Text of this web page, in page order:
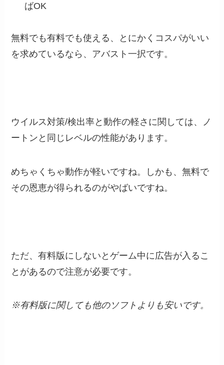
ばOK
無料でも有料でも使える、とにかくコスパがいい
を求めているなら、アバスト一択です。
ウイルス対策/検出率と動作の軽さに関しては、ノ
ートンと同じレベルの性能があります。
めちゃくちゃ動作が軽いですね。しかも、無料で
その恩恵が得られるのがやばいですね。
ただ、有料版にしないとゲーム中に広告が入るこ
とがあるので注意が必要です。
※有料版に関しても他のソフトよりも安いです。